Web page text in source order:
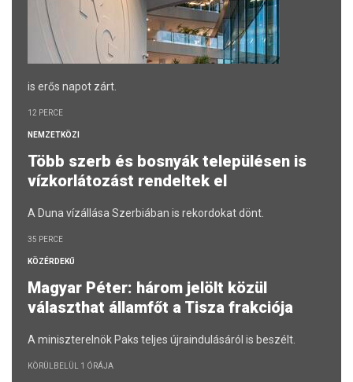
is erős napot zárt.
12 PERCE
NEMZETKÖZI
Több szerb és bosnyák településen is
vízkorlátozást rendeltek el
A Duna vízállása Szerbiában is rekordokat dönt.
35 PERCE
KÖZÉRDEKŰ
Magyar Péter: három jelölt közül
választhat államfőt a Tisza frakciója
A miniszterelnök Paks teljes újraindulásáról is beszélt.
KÖRÜLBELÜL 1 ÓRÁJA